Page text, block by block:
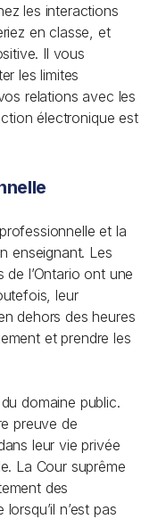
les interactions
en classe, et
Il vous
les limites
relations avec les
électronique est
et la
enseignant. Les
l’Ontario ont une
leur
dehors des heures
et prendre les
domaine public.
preuve de
leur vie privée
La Cour suprême
des
n’est pas